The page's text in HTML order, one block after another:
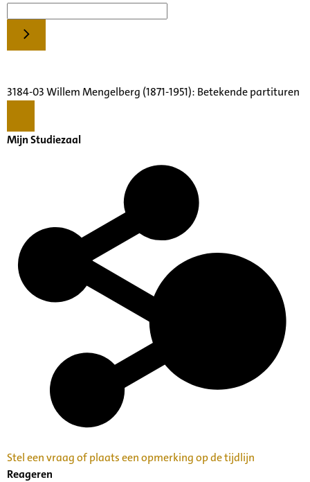
3184-03 Willem Mengelberg (1871-1951): Betekende partituren
Mijn Studiezaal
Stel een vraag of plaats een opmerking op de tijdlijn
Reageren